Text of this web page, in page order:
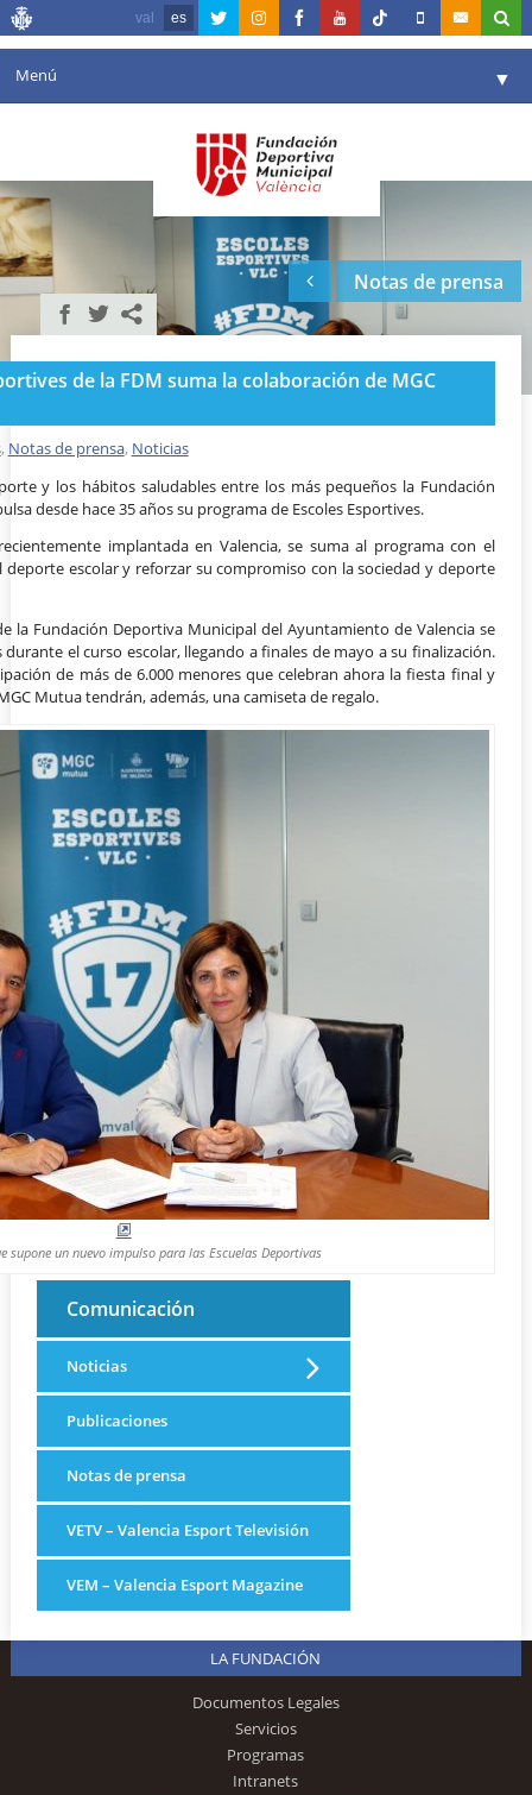
val es
Menú ▼
Agenda
Instalaciones
▼
Valencia en deporte
Portal de Transparencia
Reservas
Notas de prensa
de la FDM suma la colaboración de MGC
, Notas de prensa, Noticias
y los hábitos saludables entre los más pequeños la Fundación
desde hace 35 años su programa de Escoles Esportives.
implantada en Valencia, se suma al programa con el
escolar y reforzar su compromiso con la sociedad y deporte
la Fundación Deportiva Municipal del Ayuntamiento de Valencia se
el curso escolar, llegando a finales de mayo a su finalización.
de más de 6.000 menores que celebran ahora la fiesta final y
Mutua tendrán, además, una camiseta de regalo.
supone un nuevo impulso para las Escuelas Deportivas
Comunicación
Noticias
Publicaciones
Notas de prensa
VETV – Valencia Esport Televisión
VEM – Valencia Esport Magazine
LA FUNDACIÓN
Documentos Legales
Servicios
Programas
Intranets